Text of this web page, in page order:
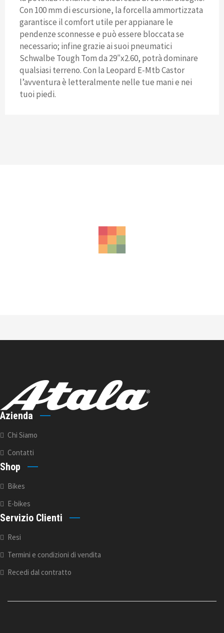
Con 100 mm di escursione, la forcella ammortizzata
garantisce il comfort utile per appianare le
pendenze sconnesse e può essere bloccata se
necessario; infine grazie ai suoi pneumatici
Schwalbe Tough Tom da 29″x2.60, potrà dominare
qualsiasi terreno. Con la Leopard E-Mtb Castor
l’avventura è letteralmente nelle tue mani e nei
tuoi piedi.
prezzo attuale è: €1.499,00.
1.300,00
prezzo attuale è: €2.999,00.
Azienda
Chi Siamo
Contatti
Shop
Bikes
E-bikes
Servizio Clienti
Resi
Termini e condizioni di vendita
Recedi dal contratto